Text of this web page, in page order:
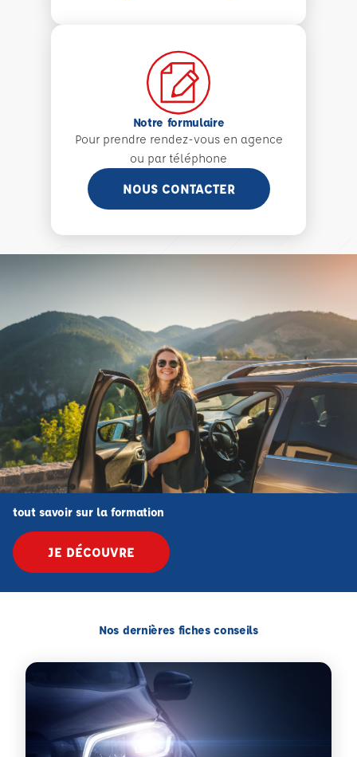
Notre formulaire
Pour prendre rendez-vous en agence
ou par téléphone
NOUS CONTACTER
tout savoir sur la formation
JE DÉCOUVRE
Nos dernières fiches conseils